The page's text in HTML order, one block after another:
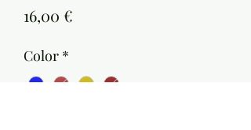
16,00 €
Color *